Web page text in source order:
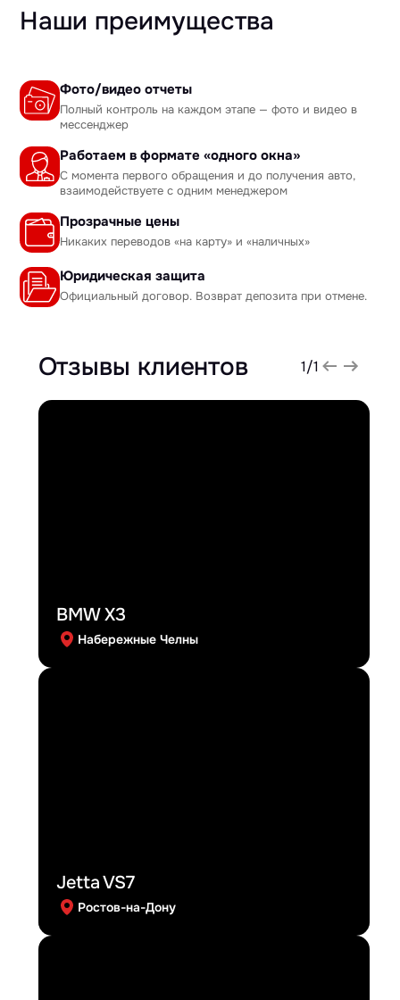
Наши преимущества
Фото/видео отчеты
Полный контроль на каждом этапе — фото и видео в
мессенджер
Работаем в формате «одного окна»
С момента первого обращения и до получения авто,
взаимодействуете с одним менеджером
Прозрачные цены
Никаких переводов «на карту» и «наличных»
Юридическая защита
Официальный договор. Возврат депозита при отмене.
Отзывы клиентов 1/1
BMW X3
Набережные Челны
Jetta VS7
Ростов-на-Дону